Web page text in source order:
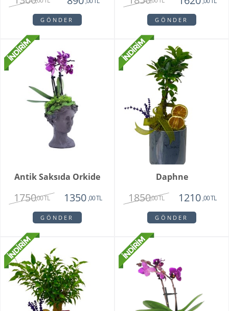
GÖNDER GÖNDER
Antik Saksıda Orkide
1750,00 TL 1350 ,00 TL
GÖNDER
Daphne
1850,00 TL 1210 ,00 TL
GÖNDER